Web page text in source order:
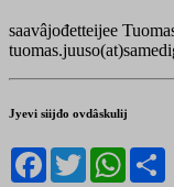
saavâjođetteijee
Jyevi siijđo ovdâskulij
Facebook
Twitter